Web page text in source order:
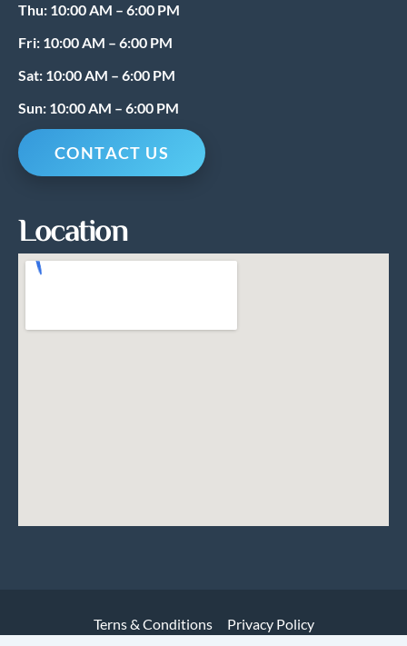
Thu: 10:00 AM – 6:00 PM
Fri: 10:00 AM – 6:00 PM
Sat: 10:00 AM – 6:00 PM
Sun: 10:00 AM – 6:00 PM
CONTACT US
Location
Terns & Conditions Privacy Policy